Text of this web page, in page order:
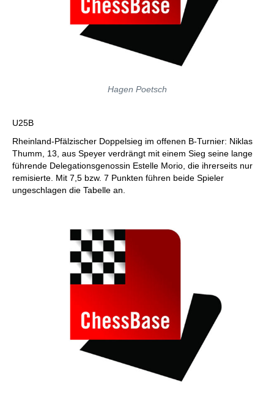
Hagen Poetsch
U25B
Rheinland-Pfälzischer Doppelsieg im offenen B-Turnier: Niklas
Thumm, 13, aus Speyer verdrängt mit einem Sieg seine lange
führende Delegationsgenossin Estelle Morio, die ihrerseits nur
remisierte. Mit 7,5 bzw. 7 Punkten führen beide Spieler
ungeschlagen die Tabelle an.